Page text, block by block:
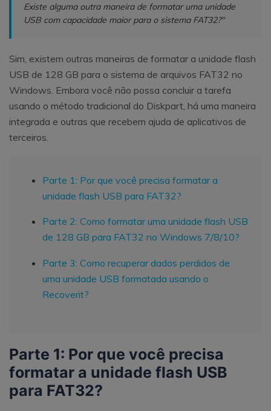
Existe alguma outra maneira de formatar uma unidade
USB com capacidade maior para o sistema FAT32?"
Sim, existem outras maneiras de formatar a unidade flash
USB de 128 GB para o sistema de arquivos FAT32 no
Windows. Embora você não possa concluir a tarefa
usando o método tradicional do Diskpart, há uma maneira
integrada e outras que recebem ajuda de aplicativos de
terceiros.
Parte 1: Por que você precisa formatar a
unidade flash USB para FAT32?
Parte 2: Como formatar uma unidade flash USB
de 128 GB para FAT32 no Windows 7/8/10?
Parte 3: Como recuperar dados perdidos de
uma unidade USB formatada usando o
Recoverit?
Parte 1: Por que você precisa
formatar a unidade flash USB
para FAT32?